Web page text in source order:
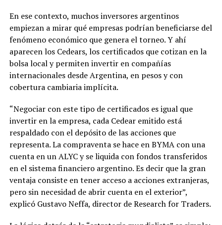
En ese contexto, muchos inversores argentinos
empiezan a mirar qué empresas podrían beneficiarse del
fenómeno económico que genera el torneo. Y ahí
aparecen los Cedears, los certificados que cotizan en la
bolsa local y permiten invertir en compañías
internacionales desde Argentina, en pesos y con
cobertura cambiaria implícita.
“Negociar con este tipo de certificados es igual que
invertir en la empresa, cada Cedear emitido está
respaldado con el depósito de las acciones que
representa. La compraventa se hace en BYMA con una
cuenta en un ALYC y se liquida con fondos transferidos
en el sistema financiero argentino. Es decir que la gran
ventaja consiste en tener acceso a acciones extranjeras,
pero sin necesidad de abrir cuenta en el exterior”,
explicó Gustavo Neffa, director de Research for Traders.